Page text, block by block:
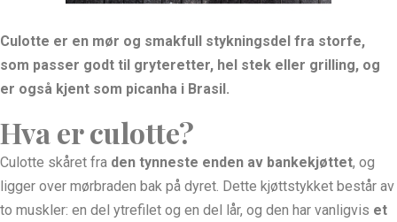
Culotte er en mør og smakfull stykningsdel fra storfe,
som passer godt til gryteretter, hel stek eller grilling, og
er også kjent som picanha i Brasil.
Hva er culotte?
Culotte skåret fra den tynneste enden av bankekjøttet, og
ligger over mørbraden bak på dyret. Dette kjøttstykket består av
to muskler: en del ytrefilet og en del lår, og den har vanligvis et